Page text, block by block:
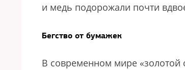
и медь подорожали почти
Бегство от бумажек
В современном мире «золотой